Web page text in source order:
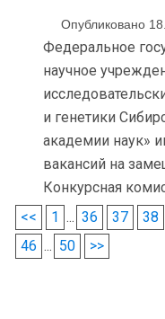
Опубликовано
Федеральное
научное
и генетики
академии наук»
вакансий на
Конкурсная
<<
1 ... 36 37 38
46 ... 50 >>